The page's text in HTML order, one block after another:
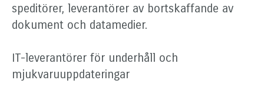
speditörer, leverantörer av bortskaffande av
dokument och datamedier.
IT-leverantörer för underhåll och
mjukvaruuppdateringar